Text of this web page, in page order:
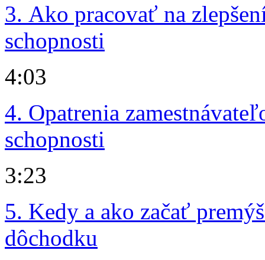
3. Ako pracovať na
schopnosti
4:03
4. Opatrenia
schopnosti
3:23
5. Kedy a ako začať
dôchodku